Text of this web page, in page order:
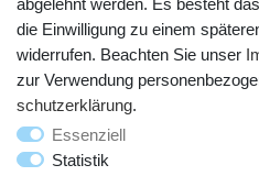
die Einwilligung zu einem
widerrufen. Beachten Sie unser
zur Verwendung
schutz­erklärung.
Essenziell
Statistik